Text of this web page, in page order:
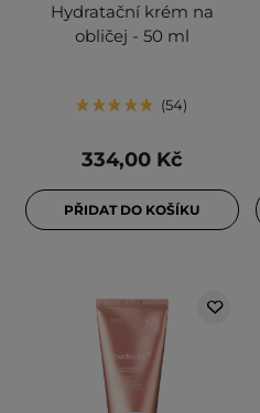
Hydratační krém na
obličej - 50 ml
54
334,00 Kč
PŘIDAT DO KOŠÍKU